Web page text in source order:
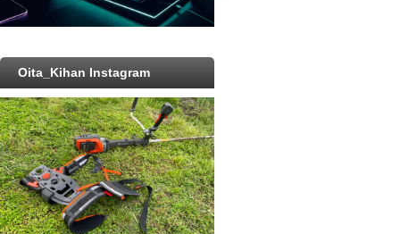
Oita_Kihan Instagram